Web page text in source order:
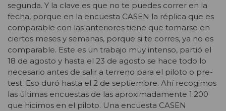
segunda. Y la clave es que no te puedes correr en la
fecha, porque en la encuesta CASEN la réplica que es
comparable con las anteriores tiene que tomarse en
ciertos meses y semanas, porque si te corres, ya no es
comparable. Este es un trabajo muy intenso, partió el
18 de agosto y hasta el 23 de agosto se hace todo lo
necesario antes de salir a terreno para el piloto o pre-
test. Eso duró hasta el 2 de septiembre. Ahí recogimos
las últimas encuestas de las aproximadamente 1.200
que hicimos en el piloto. Una encuesta CASEN